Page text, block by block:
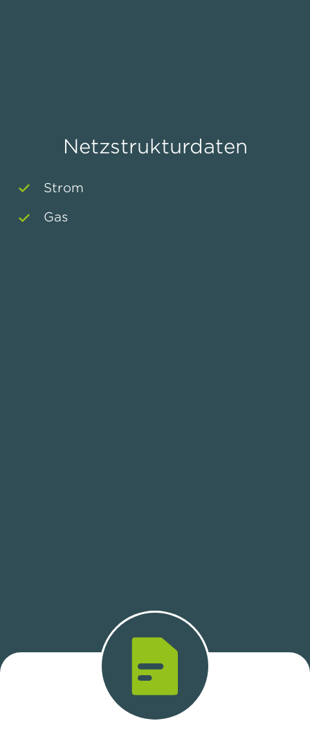
Netzstrukturdaten
Strom
Gas